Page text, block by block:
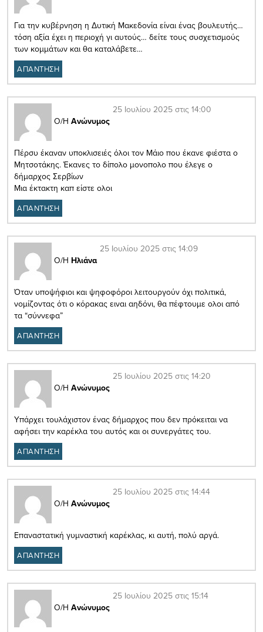
Για την κυβέρνηση η Δυτική Μακεδονία είναι ένας βουλευτής…
τόση αξία έχει η περιοχή γι αυτούς… δείτε τους συσχετισμούς
των κομμάτων και θα καταλάβετε…
ΑΠΑΝΤΗΣΗ
Ο/Η Ανώνυμος
25 Ιουλίου 2025 στις 14:00
Πέρσυ έκαναν υποκλισειές όλοι τον Μάιο που έκανε φιέστα ο
Μητσοτάκης. Έκανες το δίπολο μονοπολο που έλεγε ο
δήμαρχος Σερβίων
Μια έκτακτη καπ είστε ολοι
ΑΠΑΝΤΗΣΗ
Ο/Η Ηλιάνα
25 Ιουλίου 2025 στις 14:09
Όταν υποψήφιοι και ψηφοφόροι λειτουργούν όχι πολιτικά,
νομίζοντας ότι ο κόρακας ειναι αηδόνι, θα πέφτουμε ολοι από
τα “σύννεφα”
ΑΠΑΝΤΗΣΗ
Ο/Η Ανώνυμος
25 Ιουλίου 2025 στις 14:20
Υπάρχει τουλάχιστον ένας δήμαρχος που δεν πρόκειται να
αφήσει την καρέκλα του αυτός και οι συνεργάτες του.
ΑΠΑΝΤΗΣΗ
Ο/Η Ανώνυμος
25 Ιουλίου 2025 στις 14:44
Επαναστατική γυμναστική καρέκλας, κι αυτή, πολύ αργά.
ΑΠΑΝΤΗΣΗ
Ο/Η Ανώνυμος
25 Ιουλίου 2025 στις 15:14